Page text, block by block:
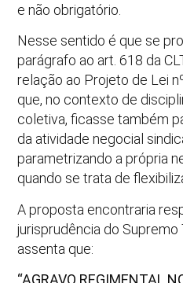
e não obrigatório.
Nesse sentido é que se
parágrafo ao art. 618 da
relação ao Projeto de Lei
que, no contexto de
coletiva, ficasse também
da atividade negocial
parametrizando a própria
quando se trata de
A proposta encontraria
jurisprudência do Supremo
assenta que:
“AGRAVO REGIMENTAL